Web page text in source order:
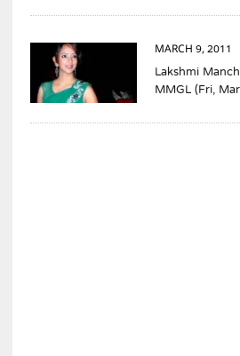
MARCH 9, 2011
Lakshmi
MMGL (Fri,